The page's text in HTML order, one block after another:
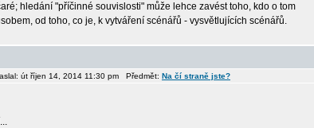
hledání "příčinné souvislosti" může lehce zavést toho, kdo o tom
od toho, co je, k vytváření scénářů - vysvětlujících scénářů.
út říjen 14, 2014 11:30 pm Předmět: Na čí straně jste?